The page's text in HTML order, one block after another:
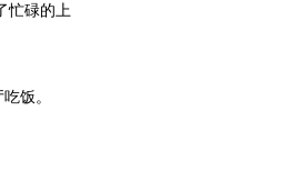
忙碌的上
饭。